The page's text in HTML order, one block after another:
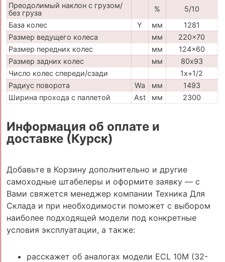
Преодолимый наклон с грузом/
без груза
%
5/10
База колес
Y мм
1281
Размер ведущего колеса
мм
220x70
Размер передних колес
мм
124x60
Размер задних колес
мм
80х93
Число колес спереди/сзади
1x+1/2
Радиус поворота
Wa мм
1493
Ширина прохода с паллетой
Ast мм 2300
Информация об оплате и
доставке (Курск)
Добавьте в Корзину дополнительно и другие
самоходные штабелеры и оформите заявку — с
Вами свяжется менеджер компании Техника Для
Склада и при необходимости поможет с выбором
наиболее подходящей модели под конкретные
условия эксплуатации, а также:
расскажет об аналогах модели ECL 10M (32-